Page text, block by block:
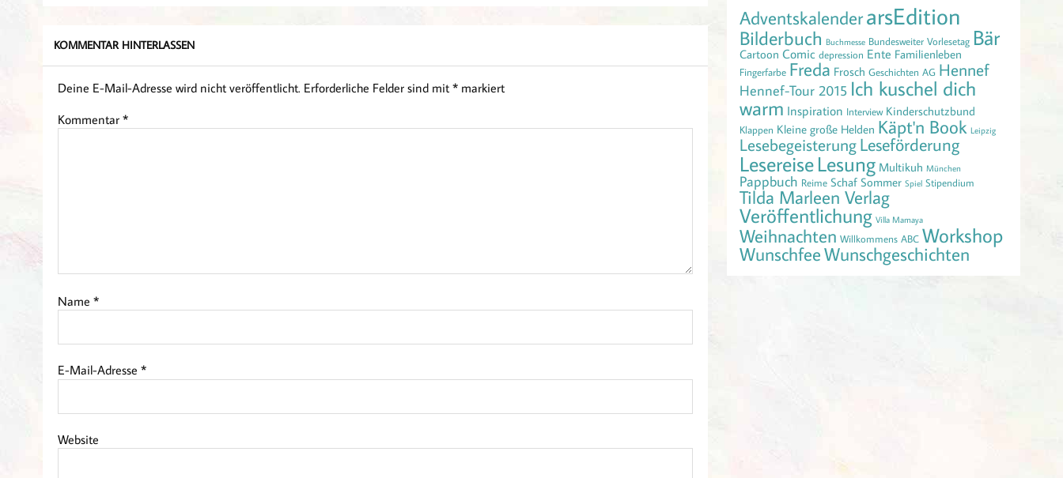
KOMMENTAR HINTERLASSEN
Deine E-Mail-Adresse wird nicht veröffentlicht. Erforderliche Felder sind mit *markiert
Kommentar *
Name *
E-Mail-Adresse *
Website
AdventskalenderarsEdition
Bilderbuch Buchmesse Bundesweiter Vorlesetag Bär
Cartoon Comic depression Ente Familienleben
Fingerfarbe Freda Frosch Geschichten AG Hennef
Hennef-Tour 2015 Ich kuschel dich
warm Inspiration Interview Kinderschutzbund
Klappen Kleine große Helden Käpt'n Book Leipzig
LesebegeisterungLeseförderung
LesereiseLesung Multikuh München
Pappbuch Reime Schaf Sommer Spiel Stipendium
Tilda Marleen Verlag
Veröffentlichung Villa Mamaya
Weihnachten Willkommens ABC Workshop
WunschfeeWunschgeschichten